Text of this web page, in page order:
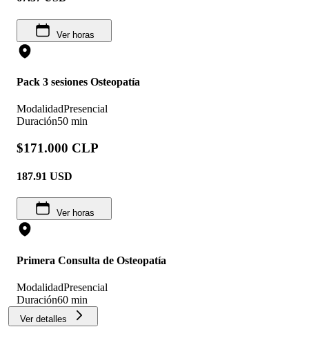
Ver horas
Pack 3 sesiones Osteopatía
ModalidadPresencial
Duración50 min
$171.000 CLP
187.91 USD
Ver horas
Primera Consulta de Osteopatía
ModalidadPresencial
Duración60 min
Ver detalles